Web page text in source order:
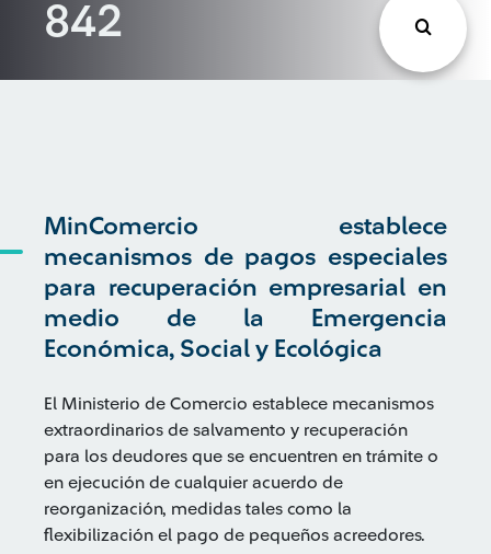
842
MinComercio establece
mecanismos de pagos especiales
para recuperación empresarial en
medio de la Emergencia
Económica, Social y Ecológica
El Ministerio de Comercio establece mecanismos
extraordinarios de salvamento y recuperación
para los deudores que se encuentren en trámite o
en ejecución de cualquier acuerdo de
reorganización, medidas tales como la
flexibilización el pago de pequeños acreedores.